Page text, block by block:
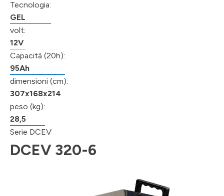
Tecnologia:
GEL
volt:
12V
Capacità (20h):
95Ah
dimensioni (cm):
307x168x214
peso (kg):
28,5
Serie DCEV
DCEV 320-6